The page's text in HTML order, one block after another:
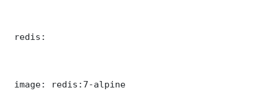
redis:
image: redis:7-alpine